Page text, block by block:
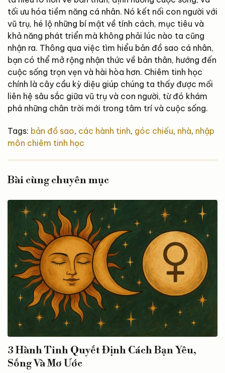
tối ưu hóa tiềm năng cá nhân. Nó kết nối con người với
vũ trụ, hé lộ những bí mật về tính cách, mục tiêu và
khả năng phát triển mà không phải lúc nào ta cũng
nhận ra. Thông qua việc tìm hiểu bản đồ sao cá nhân,
bạn có thể mở rộng nhận thức về bản thân, hướng đến
cuộc sống trọn vẹn và hài hòa hơn. Chiêm tinh học
chính là cây cầu kỳ diệu giúp chúng ta thấy được mối
liên hệ sâu sắc giữa vũ trụ và con người, từ đó khám
phá những chân trời mới trong tâm trí và cuộc sống.
Tags: bản đồ sao, các hành tinh, góc chiếu, nhà, nhập
môn chiêm tinh học
Bài cùng chuyên mục
3 Hành Tinh Quyết Định Cách Bạn Yêu,
Sống Và Mơ Ước